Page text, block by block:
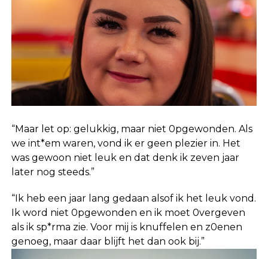
“Maar let op: gelukkig, maar niet 0pgewonden. Als
we int*em waren, vond ik er geen plezier in. Het
was gewoon niet leuk en dat denk ik zeven jaar
later nog steeds.”
“Ik heb een jaar lang gedaan alsof ik het leuk vond.
Ik word niet 0pgewonden en ik moet 0vergeven
als ik sp*rma zie. Voor mij is knuffelen en z0enen
genoeg, maar daar blijft het dan ook bij.”